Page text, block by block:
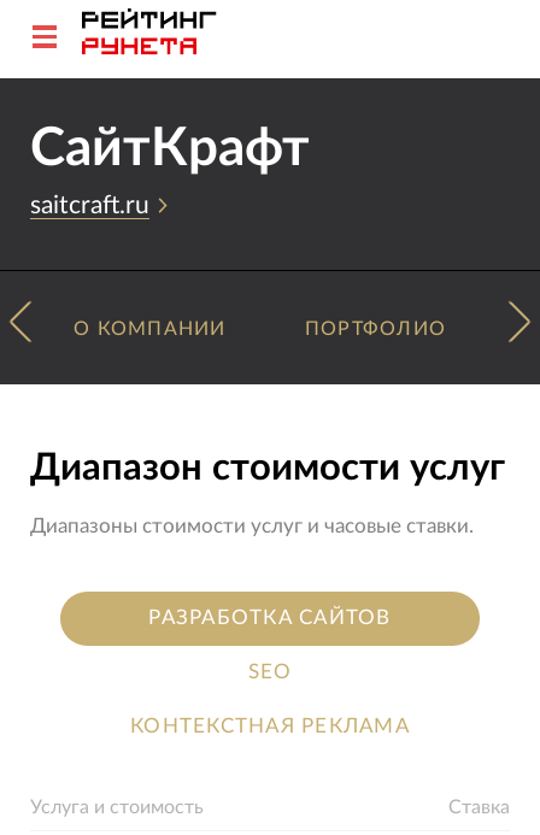
СайтКрафт
saitcraft.ru
О КОМПАНИИ ПОРТФОЛИО
Диапазон стоимости услуг
Диапазоны стоимости услуг и часовые ставки.
РАЗРАБОТКА САЙТОВ
SEO
КОНТЕКСТНАЯ РЕКЛАМА
Услуга и стоимость Ставка